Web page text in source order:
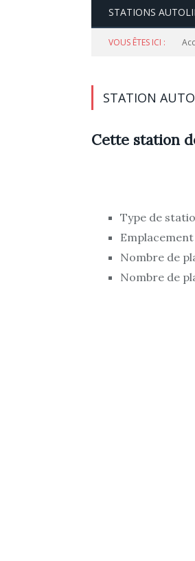
STATIONS
VOUS ÊTES ICI :
STATION
Cette station
Type de
Nombre de
Nombre de